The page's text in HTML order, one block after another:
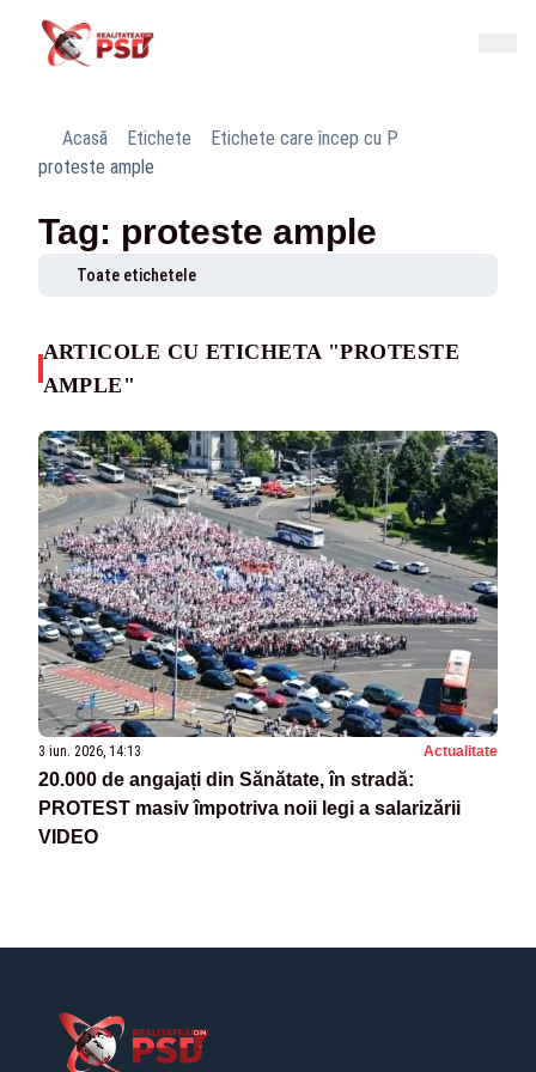
Acasă Etichete
Etichete care încep cu P
proteste ample
Tag: proteste ample
Toate etichetele
ARTICOLE CU ETICHETA "PROTESTE
AMPLE"
3 iun. 2026, 14:13 Actualitate
20.000 de angajați din Sănătate, în stradă:
PROTEST masiv împotriva noii legi a salarizării
VIDEO